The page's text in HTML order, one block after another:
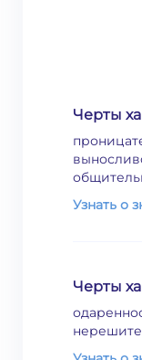
Черты
Узнать о
Черты